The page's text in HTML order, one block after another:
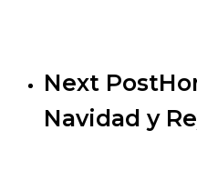
Next Post
Navidad y